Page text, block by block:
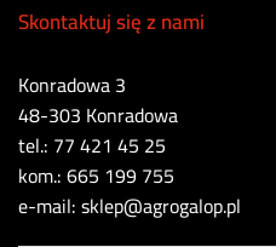
Skontaktuj się z nami
Konradowa 3
48-303 Konradowa
tel.: 77 421 45 25
kom.: 665 199 755
e-mail: sklep@agrogalop.pl